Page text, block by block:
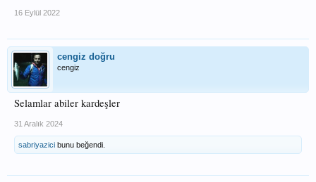
16 Eylül 2022
cengiz doğru
cengiz
Selamlar abiler kardeşler
31 Aralık 2024
sabriyazici bunu beğendi.